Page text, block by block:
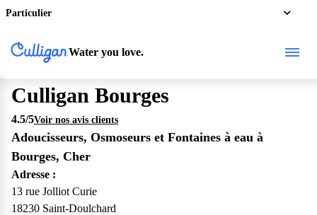
Particulier
Water you love.
Culligan Bourges
4.5/5Voir nos avis clients
Adoucisseurs, Osmoseurs et Fontaines à eau à
Bourges, Cher
Adresse :
13 rue Jolliot Curie
18230 Saint-Doulchard